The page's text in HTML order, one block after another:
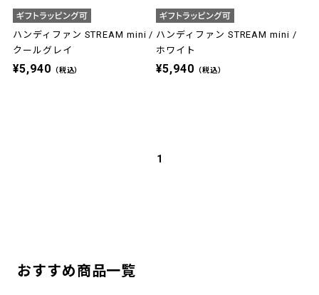
ハンディファン STREAM mini /
クールグレイ
¥5,940 （税込）
ハンディファン STREAM mini /
ホワイト
¥5,940 （税込）
1
おすすめ商品一覧